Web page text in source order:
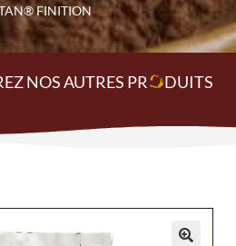
FINITION
NOS AUTRES PRODUITS